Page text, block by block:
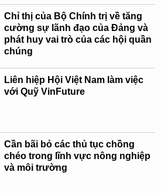
Chỉ thị của Bộ Chính trị về tăng
cường sự lãnh đạo của Đảng và
phát huy vai trò của các hội quần
chúng
Liên hiệp Hội Việt Nam làm việc
với Quỹ VinFuture
Cần bãi bỏ các thủ tục chồng
chéo trong lĩnh vực nông nghiệp
và môi trường